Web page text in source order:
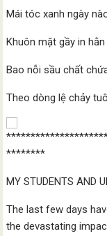
Mái tóc xanh ngày
Khuôn mặt gầy in
Bao nỗi sầu chất
Theo dòng lệ chảy
********
MY STUDENTS AND
The last few days
the devastating